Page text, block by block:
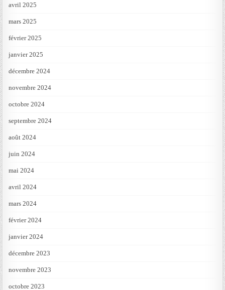
avril 2025
mars 2025
février 2025
janvier 2025
décembre 2024
novembre 2024
octobre 2024
septembre 2024
août 2024
juin 2024
mai 2024
avril 2024
mars 2024
février 2024
janvier 2024
décembre 2023
novembre 2023
octobre 2023